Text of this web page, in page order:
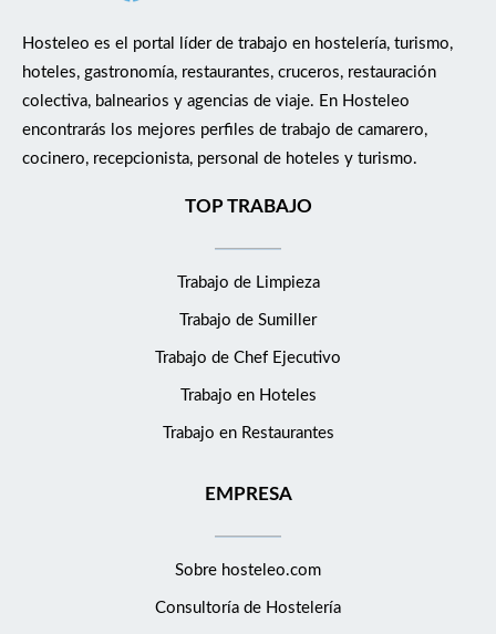
Hosteleo es el portal líder de trabajo en hostelería, turismo,
hoteles, gastronomía, restaurantes, cruceros, restauración
colectiva, balnearios y agencias de viaje. En Hosteleo
encontrarás los mejores perfiles de trabajo de camarero,
cocinero, recepcionista, personal de hoteles y turismo.
TOP TRABAJO
Trabajo de Limpieza
Trabajo de Sumiller
Trabajo de Chef Ejecutivo
Trabajo en Hoteles
Trabajo en Restaurantes
EMPRESA
Sobre hosteleo.com
Consultoría de Hostelería